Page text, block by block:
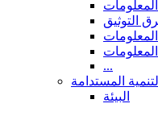
التوثيق
...
التنمية المستدامة
البيئة